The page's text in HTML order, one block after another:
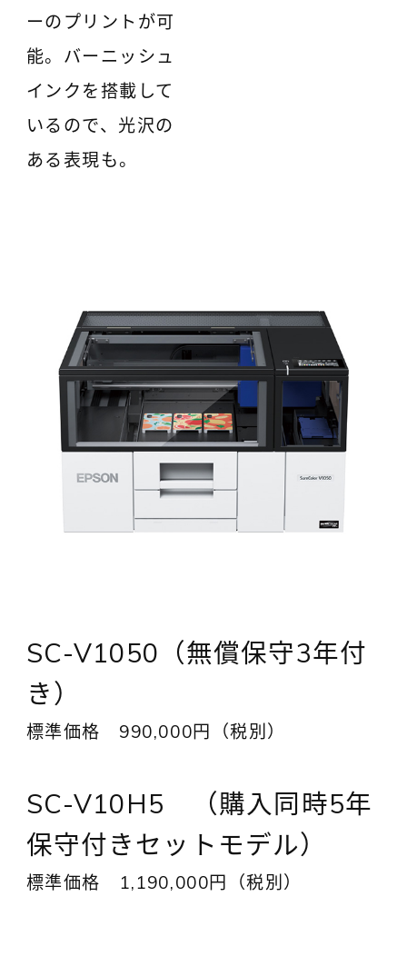
ーのプリントが可
能。バーニッシュ
インクを搭載して
いるので、光沢の
ある表現も。
SC-V1050（無償保守3年付
き）
標準価格 990,000円（税別）
SC-V10H5 （購入同時5年
保守付きセットモデル）
標準価格 1,190,000円（税別）